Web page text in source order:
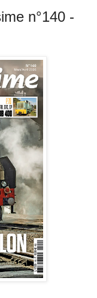
n°140 -